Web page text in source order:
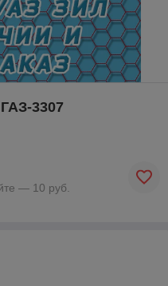
3307
— 10 руб.